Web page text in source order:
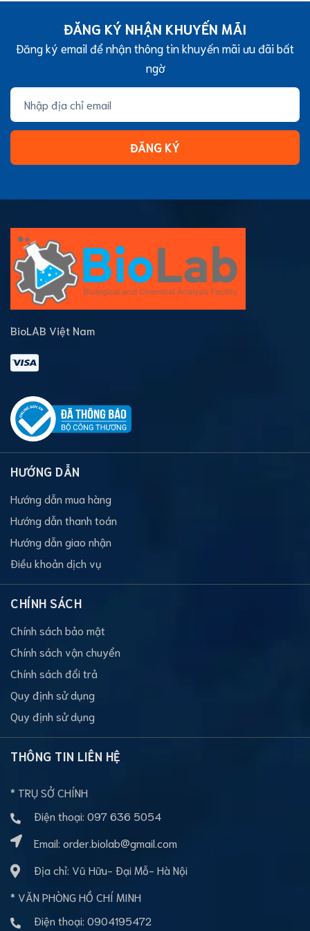
ĐĂNG KÝ NHẬN KHUYẾN MÃI
Đăng ký email để nhận thông tin khuyến mãi ưu đãi bất
ngờ
ĐĂNG KÝ
BioLAB Việt Nam
HƯỚNG DẪN
Hướng dẫn mua hàng
Hướng dẫn thanh toán
Hướng dẫn giao nhận
Điều khoản dịch vụ
CHÍNH SÁCH
Chính sách bảo mật
Chính sách vận chuyển
Chính sách đổi trả
Quy định sử dụng
Quy định sử dụng
THÔNG TIN LIÊN HỆ
* TRỤ SỞ CHÍNH
Điện thoại: 097 636 5054
Email: order.biolab@gmail.com
Địa chỉ: Vũ Hữu- Đại Mỗ- Hà Nội
* VĂN PHÒNG HỒ CHÍ MINH
Điện thoại: 0904195472